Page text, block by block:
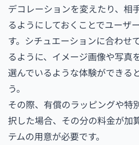
デコレーションを変えたり、相
るようにしておくことでユーザ
す。シチュエーションに合わせ
るように、イメージ画像や写真
選んでいるような体験ができる
う。
その際、有償のラッピングや特
択した場合、その分の料金が加
テムの用意が必要です。